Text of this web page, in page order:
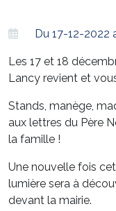
Du 17-12-2022
Les 17 et 18
Lancy revient et
Stands, manège,
aux lettres du Père
la famille !
Une nouvelle fois
lumière sera à
devant la mairie.